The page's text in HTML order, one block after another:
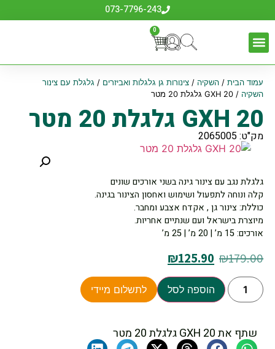
073-7796-243
0
עמוד הבית/ השקיה / צינורות גן גלגלות ואביזרים / גלגלת עם צינור
השקיה / GXH 20 גלגלת 20 מטר
GXH 20 גלגלת 20 מטר
מק"ט: 2065005
גלגלת נגב עם צינור גינה בשני אורכים שונים
קלה ונוחה לתפעול ושימוש ואחסון הצינור בגינה.
כוללת: צינור גן , אקדח אצבע ומחבר.
מיוצרת בישראל ועם שנתיים אחריות.
אורכים: 15 מ’ | 20 מ’ | 25 מ’
₪179.00
₪125.90
הוספה לסל לתשלום מיידי
שתף את GXH 20 גלגלת 20 מטר